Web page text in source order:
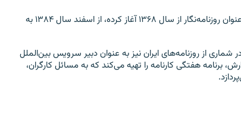
روزبه بوالهری که فعالیت خود را به عنوان روزنامه‌نگار از سال ۱۳۶۸ آغاز کرده، از اسفند سال ۱۳۸۴ به
شماری از روزنامه‌های ایران نیز به عنوان دبیر سرویس بین‌الملل
برنامه هفتگی کارنامه را تهیه می‌کند که به مسائل کارگران،